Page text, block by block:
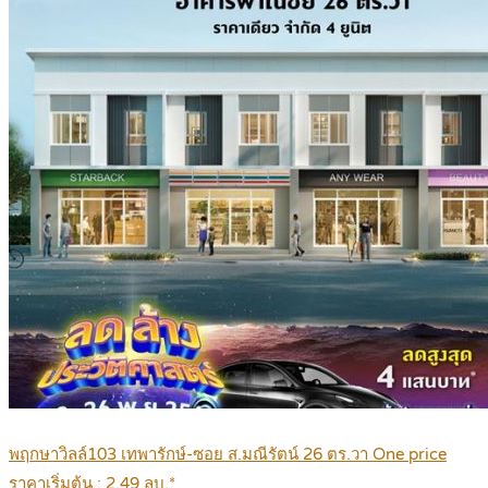
พฤกษาวิลล์103 เทพารักษ์-ซอย ส.มณีรัตน์ 26 ตร.วา One price
ราคาเริ่มต้น : 2.49 ลบ.*